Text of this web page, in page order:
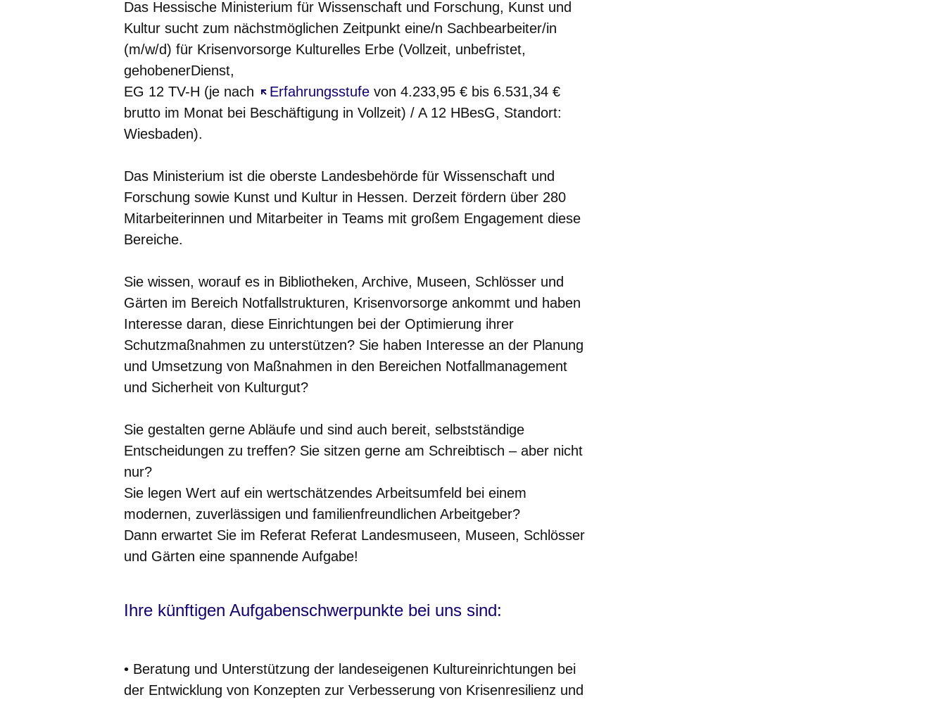
Das Hessische Ministerium für Wissenschaft und Forschung, Kunst und
Kultur sucht zum nächstmöglichen Zeitpunkt eine/n Sachbearbeiter/in
(m/w/d) für Krisenvorsorge Kulturelles Erbe (Vollzeit, unbefristet,
gehobenerDienst,
EG 12 TV-H (je nach
Erfahrungsstufe
Öffnet sich in einem neuen Fenster
von 4.233,95 € bis 6.531,34 €
brutto im Monat bei Beschäftigung in Vollzeit) / A 12 HBesG, Standort:
Wiesbaden).
Das Ministerium ist die oberste Landesbehörde für Wissenschaft und
Forschung sowie Kunst und Kultur in Hessen. Derzeit fördern über 280
Mitarbeiterinnen und Mitarbeiter in Teams mit großem Engagement diese
Bereiche.
Sie wissen, worauf es in Bibliotheken, Archive, Museen, Schlösser und
Gärten im Bereich Notfallstrukturen, Krisenvorsorge ankommt und haben
Interesse daran, diese Einrichtungen bei der Optimierung ihrer
Schutzmaßnahmen zu unterstützen? Sie haben Interesse an der Planung
und Umsetzung von Maßnahmen in den Bereichen Notfallmanagement
und Sicherheit von Kulturgut?
Sie gestalten gerne Abläufe und sind auch bereit, selbstständige
Entscheidungen zu treffen? Sie sitzen gerne am Schreibtisch – aber nicht
nur?
Sie legen Wert auf ein wertschätzendes Arbeitsumfeld bei einem
modernen, zuverlässigen und familienfreundlichen Arbeitgeber?
Dann erwartet Sie im Referat Referat Landesmuseen, Museen, Schlösser
und Gärten eine spannende Aufgabe!
Ihre künftigen Aufgabenschwerpunkte bei uns sind:
• Beratung und Unterstützung der landeseigenen Kultureinrichtungen bei
der Entwicklung von Konzepten zur Verbesserung von Krisenresilienz und